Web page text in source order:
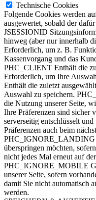
Technische Cookies
Folgende Cookies werden
ausgewertet, sobald der
JSESSIONID
hinweg (aber nur innerhalb
Erforderlich, um z. B.
Kassenvorgang und das
PHC_CLIENT Enthält die
Erforderlich, um Ihre
Enthält die zuletzt
Auswahl zu speichern.
die Nutzung unserer Seite,
Ihre Präferenzen sind sicher
serverseitig entschlüsselt
Präferenzen auch beim
PHC_IGNORE_LANDING
überspringen möchten,
nicht jedes Mal erneut auf
PHC_IGNORE_MOBILE
unserer Seite, sofern
damit Sie nicht automatisch
werden.